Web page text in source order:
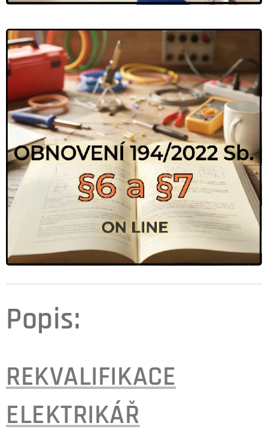
Popis:
REKVALIFIKACE
ELEKTRIKÁŘ